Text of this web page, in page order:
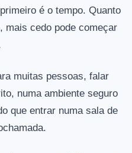
é o tempo. Quanto
mais cedo pode começar
muitas pessoas, falar
numa ambiente seguro
que entrar numa sala de